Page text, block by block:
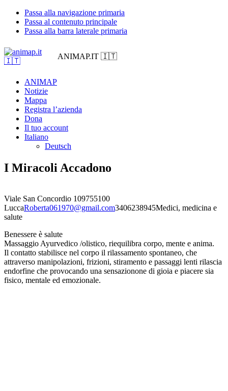
Passa alla navigazione primaria
Passa al contenuto principale
Passa alla barra laterale primaria
ANIMAP.IT 🇮🇹
ANIMAP
Notizie
Mappa
Registra l’azienda
Dona
Il tuo account
Italiano
Deutsch
I Miracoli Accadono
Viale San Concordio 109755100
LuccaRoberta061970@gmail.com3406238945Medici, medicina e
salute
Benessere è salute
Massaggio Ayurvedico /olistico, riequilibra corpo, mente e anima.
Il contatto stabilisce nel corpo il rilassamento spontaneo, che
attraverso manipolazioni, frizioni, stiramento e passaggi lenti rilascia
endorfine che provocando una sensazionone di gioia e piacere sia
fisico, mentale ed emozionale.